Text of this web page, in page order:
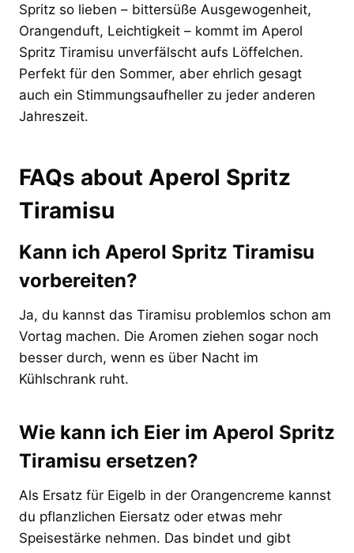
Spritz so lieben – bittersüße Ausgewogenheit,
Orangenduft, Leichtigkeit – kommt im Aperol
Spritz Tiramisu unverfälscht aufs Löffelchen.
Perfekt für den Sommer, aber ehrlich gesagt
auch ein Stimmungsaufheller zu jeder anderen
Jahreszeit.
FAQs about Aperol Spritz
Tiramisu
Kann ich Aperol Spritz Tiramisu
vorbereiten?
Ja, du kannst das Tiramisu problemlos schon am
Vortag machen. Die Aromen ziehen sogar noch
besser durch, wenn es über Nacht im
Kühlschrank ruht.
Wie kann ich Eier im Aperol Spritz
Tiramisu ersetzen?
Als Ersatz für Eigelb in der Orangencreme kannst
du pflanzlichen Eiersatz oder etwas mehr
Speisestärke nehmen. Das bindet und gibt